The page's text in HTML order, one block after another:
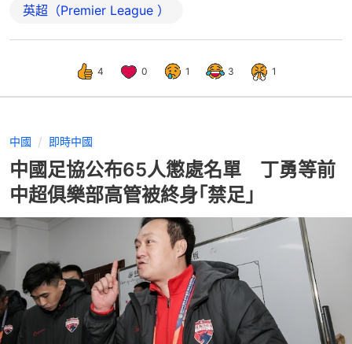
英超（Premier League ）
4 0 1 3 1
中國 即時中國
中國足協公布65人懲處名單 丁勇等前
中超俱樂部高管被終身｢禁足｣